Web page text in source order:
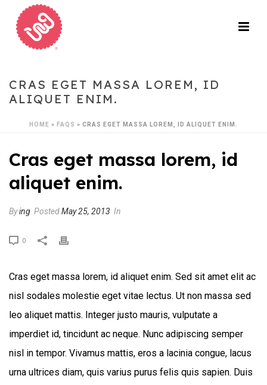
CRAS EGET MASSA LOREM, ID
ALIQUET ENIM.
HOME » FAQS » CRAS EGET MASSA LOREM, ID ALIQUET ENIM.
Cras eget massa lorem, id
aliquet enim.
Bying PostedMay 25, 2013 In
0
Cras eget massa lorem, id aliquet enim. Sed sit amet elit ac
nisl sodales molestie eget vitae lectus. Ut non massa sed
leo aliquet mattis. Integer justo mauris, vulputate a
imperdiet id, tincidunt ac neque. Nunc adipiscing semper
nisl in tempor. Vivamus mattis, eros a lacinia congue, lacus
urna ultrices diam, quis varius purus felis quis sapien. Duis